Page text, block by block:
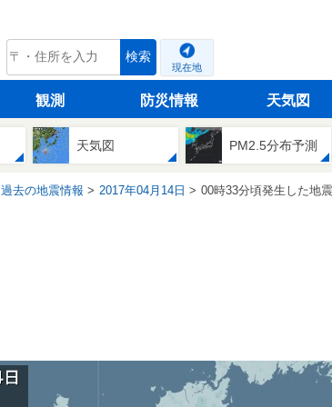
tenki.jp 検索
現在地
観測 防災情報 天気図
天気図 PM2.5分布予測
過去の地震情報 2017年04月14日 00時33分頃発生した地